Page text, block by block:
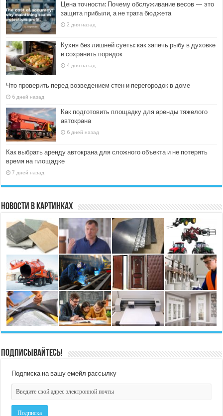
Цена точности: Почему обслуживание весов — это
защита прибыли, а не трата бюджета
2 дня назад
Кухня без лишней суеты: как запечь рыбу в духовке
и сохранить порядок
4 дня назад
Что проверить перед возведением стен и перегородок в доме
6 дней назад
Как подготовить площадку для аренды тяжелого
автокрана
6 дней назад
Как выбрать аренду автокрана для сложного объекта и не потерять
время на площадке
7 дней назад
Новости в картинках
Подписывайтесь!
Подписка на вашу емейл рассылку